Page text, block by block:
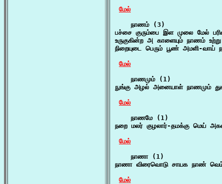
மேல்
    நாணம் (3)
பச்சை குரும்பை இள முலை மேல்
உருகுகின்ற அ காளையும் நாணம்
நிறையுடை பெரும் பூண் அமளி-வாய்
மேல்
    நாணமும் (1)
நுங்கு அழல் அனையாள் நாணமும்
மேல்
    நாணமே (1)
நறை மலர் குழலார்-தமக்கு மெய்
மேல்
    நாணா (1)
நாணா விரைவொடு சாயக நாண்
மேல்